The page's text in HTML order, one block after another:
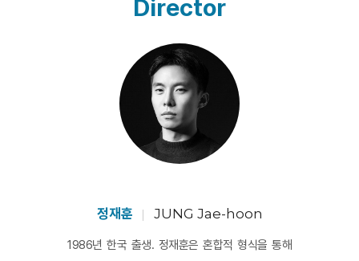
Director
정재훈 JUNG Jae-hoon
1986년 한국 출생. 정재훈은 혼합적 형식을 통해